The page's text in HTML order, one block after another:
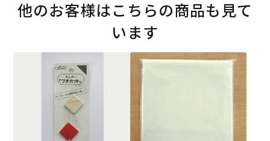
他のお客様はこちらの商品も見て
います